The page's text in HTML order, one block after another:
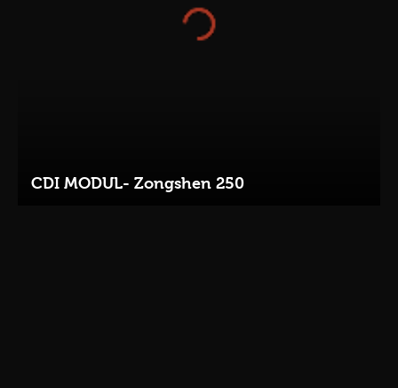
CDI MODUL- Zongshen 250